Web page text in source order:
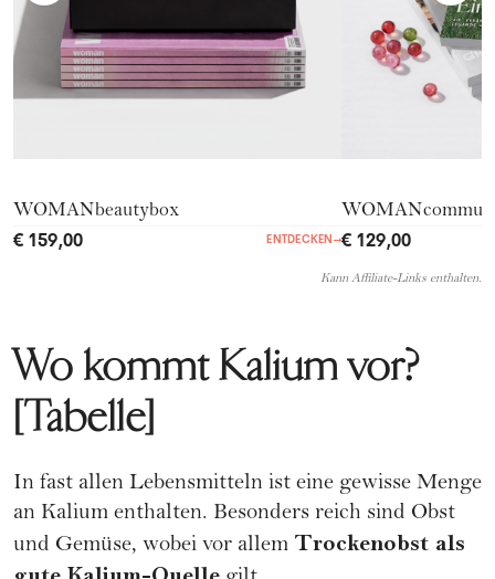
WOMANbeautybox
€ 159,00 ENTDECKEN →€ 129,00
Kann Affiliate-Links enthalten.
Wo kommt Kalium vor?
[Tabelle]
In fast allen Lebensmitteln ist eine gewisse Menge
an Kalium enthalten. Besonders reich sind Obst
und Gemüse, wobei vor allem Trockenobst als